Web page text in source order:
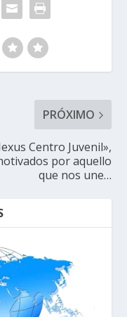
PRÓXIMO
Centro Juvenil»,
por aquello
que nos une…